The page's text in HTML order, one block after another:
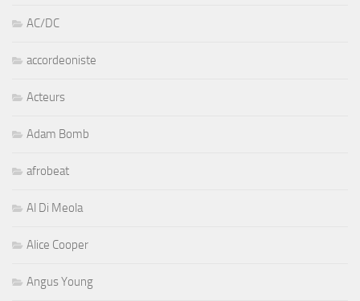
AC/DC
accordeoniste
Acteurs
Adam Bomb
afrobeat
Al Di Meola
Alice Cooper
Angus Young